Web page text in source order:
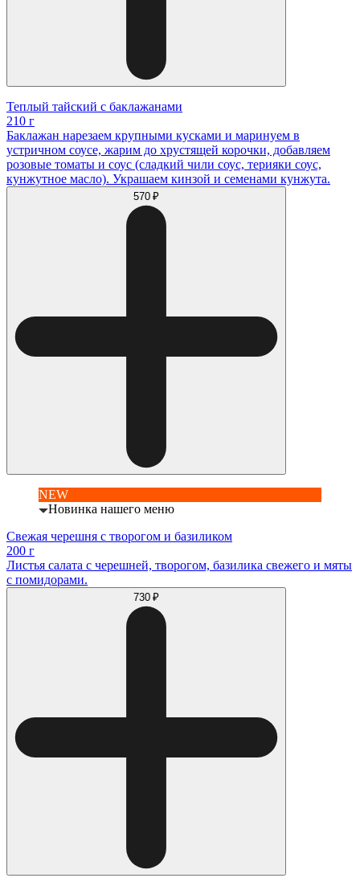
Теплый тайский с баклажанами
210 г
Баклажан нарезаем крупными кусками и маринуем в
устричном соусе, жарим до хрустящей корочки, добавляем
розовые томаты и соус (сладкий чили соус, терияки соус,
кунжутное масло). Украшаем кинзой и семенами кунжута.
570 ₽
NEW
Новинка нашего меню
Свежая черешня с творогом и базиликом
200 г
Листья салата с черешней, творогом, базилика свежего и мяты
с помидорами.
730 ₽